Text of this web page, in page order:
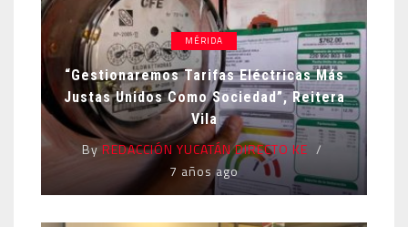
MÉRIDA
“Gestionaremos Tarifas Eléctricas Más
Justas Unidos Como Sociedad”, Reitera
Vila
ByREDACCIÓN YUCATÁN DIRECTO KE
7 años ago